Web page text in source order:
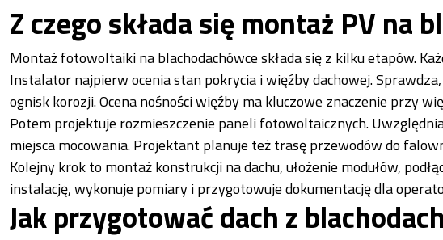
Z czego składa się montaż PV na
Montaż fotowoltaiki na blachodachówce składa się z kilku etapów.
Instalator najpierw ocenia stan pokrycia i więźby dachowej.
ognisk korozji. Ocena nośności więźby ma kluczowe znaczenie przy
Potem projektuje rozmieszczenie paneli fotowoltaicznych.
miejsca mocowania. Projektant planuje też trasę przewodów do
Kolejny krok to montaż konstrukcji na dachu, ułożenie modułów,
instalację, wykonuje pomiary i przygotowuje dokumentację dla
Jak przygotować dach z